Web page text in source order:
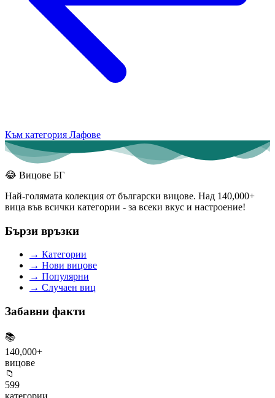
Към категория Лафове
😂 Вицове БГ
Най-голямата колекция от български вицове. Над 140,000+
вица във всички категории - за всеки вкус и настроение!
Бързи връзки
→ Категории
→ Нови вицове
→ Популярни
→ Случаен виц
Забавни факти
📚
140,000+
вицове
📁
599
категории